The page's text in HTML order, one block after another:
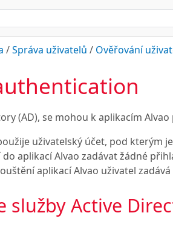
/Správa uživatelů / Ověřování
(AD), se mohou k aplikacím
uživatelský účet, pod kterým
aplikací Alvao zadávat žádné
aplikací Alvao uživatel
služby Active